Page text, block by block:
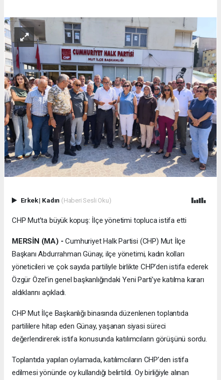
Erkek| Kadın (Haberi Sesli Oku)
CHP Mut’ta büyük kopuş: İlçe yönetimi topluca istifa etti
MERSİN (MA) - Cumhuriyet Halk Partisi (CHP) Mut İlçe
Başkanı Abdurrahman Günay, ilçe yönetimi, kadın kolları
yöneticileri ve çok sayıda partiliyle birlikte CHP’den istifa ederek
Özgür Özel’in genel başkanlığındaki Yeni Parti’ye katılma kararı
aldıklarını açıkladı.
CHP Mut İlçe Başkanlığı binasında düzenlenen toplantıda
partililere hitap eden Günay, yaşanan siyasi süreci
değerlendirerek istifa konusunda katılımcıların görüşünü sordu.
Toplantıda yapılan oylamada, katılımcıların CHP’den istifa
edilmesi yönünde oy kullandığı belirtildi. Oy birliğiyle alınan